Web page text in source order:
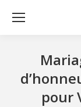
pour